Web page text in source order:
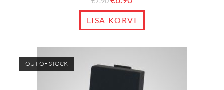
LISA KORVI
OUT OF STOCK